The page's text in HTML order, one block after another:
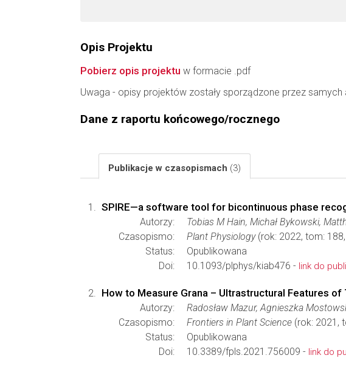
Opis Projektu
Pobierz opis projektu w formacie .pdf
Uwaga - opisy projektów zostały sporządzone przez
Dane z raportu końcowego/rocznego
Publikacje w czasopismach (3)
SPIRE—a software tool for bicontinuous phase
Autorzy:
Tobias M Hain, Michał Bykowski,
Czasopismo:
Plant Physiology(rok: 2022, tom:
Status:
Opublikowana
Doi:
10.1093/plphys/kiab476 - link do
How to Measure Grana – Ultrastructural Features
Autorzy:
Radosław Mazur, Agnieszka
Czasopismo:
Frontiers in Plant Science (rok: 2021,
Status:
Opublikowana
Doi:
10.3389/fpls.2021.756009 - link do